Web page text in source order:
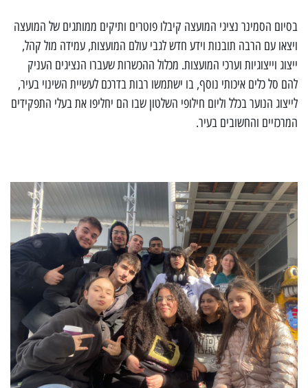
בסיום הסמינר נציגי המועצה קיבלו פוטרים ותיקים ממותגים של המועצה
ויצאו עם הרבה תובנות וידע חדש לגבי עולם המועצות, עמידה מול קהל,
ייצוג וייצוגיות וערכי המועצות. מכלול ההכשרות שעברו הנציגים העניק
להם סל כלים איכותי נוסף, בו ישתמשו רבות בדרכם לעשיית השינוי בעיר,
לייצוג הנוער בכלל וליום חילופי השלטון שבו הם יחליפו את בעלי התפקידים
המרכזיים והחשובים בעיר.